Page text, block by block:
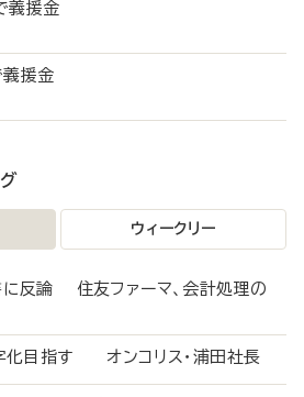
で義援金
義援金
ウィークリー
に反論 住友ファーマ、会計処理の
目指す オンコリス・浦田社長